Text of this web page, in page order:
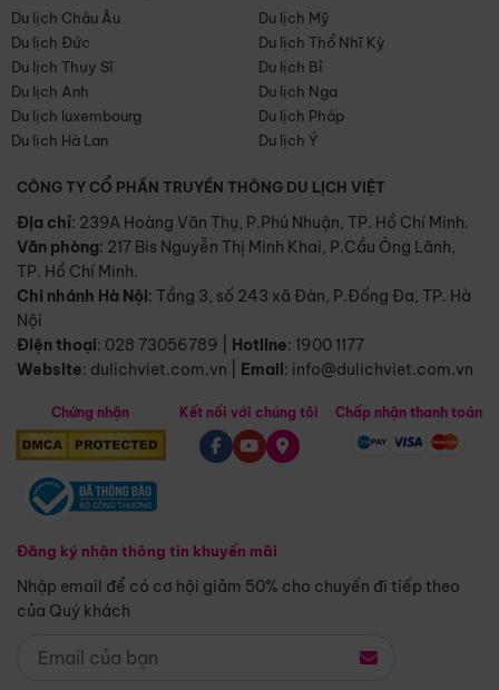
Du lịch Châu Âu
Du lịch Mỹ
Du lịch Đức
Du lịch Thổ Nhĩ Kỳ
Du lịch Thụy Sĩ
Du lịch Bỉ
Du lịch Anh
Du lịch Nga
Du lịch luxembourg
Du lịch Pháp
Du lịch Hà Lan
Du lịch Ý
CÔNG TY CỔ PHẦN TRUYỀN THÔNG DU LỊCH VIỆT
Địa chỉ: 239A Hoàng Văn Thụ, P.Phú Nhuận, TP. Hồ Chí Minh.
Văn phòng: 217 Bis Nguyễn Thị Minh Khai, P.Cầu Ông Lãnh,
TP. Hồ Chí Minh.
Chi nhánh Hà Nội: Tầng 3, số 243 xã Đàn, P.Đống Đa, TP. Hà
Nội
Điện thoại: 028 73056789 Hotline: 1900 1177
Website: dulichviet.com.vn Email: info@dulichviet.com.vn
Chứng nhận
Đăng ký nhận thông tin khuyến mãi
Nhập email để có cơ hội giảm 50% cho chuyến đi tiếp theo
của Quý khách
Kết nối với chúng tôi Chấp nhận thanh toán